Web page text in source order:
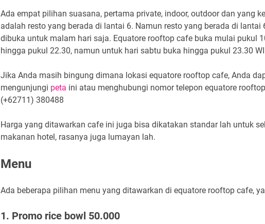
Ada empat pilihan suasana, pertama private, indoor, outdoor dan yang
adalah resto yang berada di lantai 6. Namun resto yang berada di lantai
dibuka untuk malam hari saja. Equatore rooftop cafe buka mulai pukul
hingga pukul 22.30, namun untuk hari sabtu buka hingga pukul 23.30
Jika Anda masih bingung dimana lokasi equatore rooftop cafe, Anda
mengunjungi peta ini atau menghubungi nomor telepon equatore
(+62711) 380488
Harga yang ditawarkan cafe ini juga bisa dikatakan standar lah untuk
makanan hotel, rasanya juga lumayan lah.
Menu
Ada beberapa pilihan menu yang ditawarkan di equatore rooftop cafe,
1. Promo rice bowl 50.000